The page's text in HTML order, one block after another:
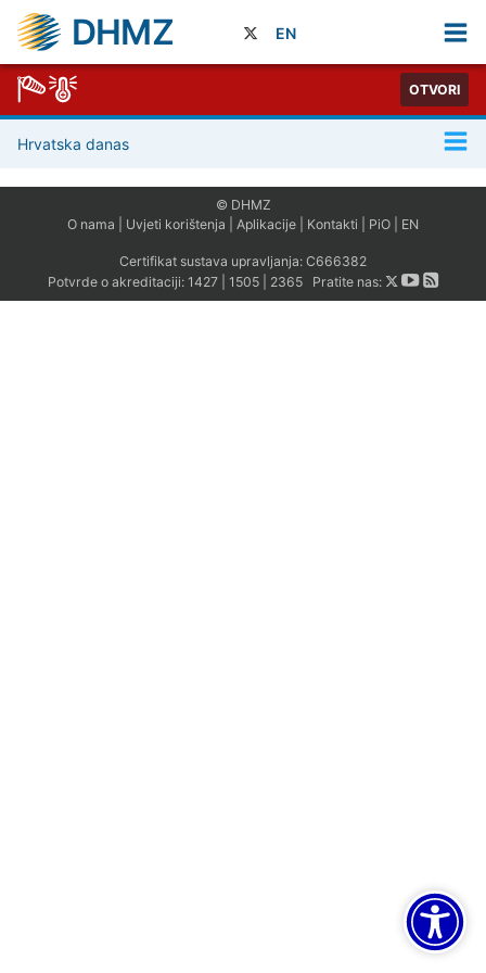
DHMZ EN
OTVORI
Hrvatska danas
© DHMZ
O nama
Uvjeti korištenja Aplikacije Kontakti PiO EN
Certifikat sustava upravljanja: C666382
Potvrde o akreditaciji: 1427| 1505| 2365Pratite nas: